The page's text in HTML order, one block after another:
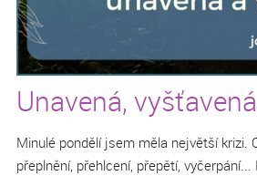
Unavená,
Minulé pondělí jsem měla největší krizi.
přeplnění, přehlcení, přepětí,